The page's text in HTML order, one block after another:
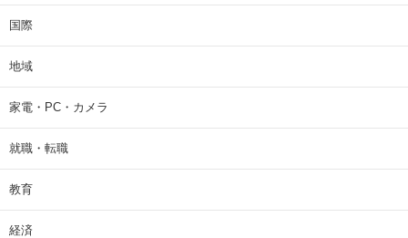
国際
地域
家電・PC・カメラ
就職・転職
教育
経済